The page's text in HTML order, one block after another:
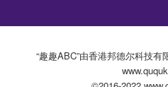
“趣趣ABC”由香港邦德尔科技